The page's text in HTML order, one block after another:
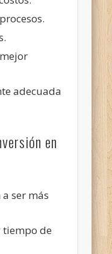
adecuada
en
ser más
tiempo de